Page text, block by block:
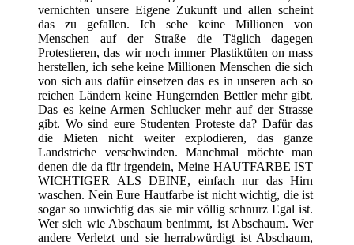
vernichten unsere Eigene Zukunft und allen scheint
das zu gefallen. Ich sehe keine Millionen von
Menschen auf der Straße die Täglich dagegen
Protestieren, das wir noch immer Plastiktüten on mass
herstellen, ich sehe keine Millionen Menschen die sich
von sich aus dafür einsetzen das es in unseren ach so
reichen Ländern keine Hungernden Bettler mehr gibt.
Das es keine Armen Schlucker mehr auf der Strasse
gibt. Wo sind eure Studenten Proteste da? Dafür das
die Mieten nicht weiter explodieren, das ganze
Landstriche verschwinden. Manchmal möchte man
denen die da für irgendein, Meine HAUTFARBE IST
WICHTIGER ALS DEINE, einfach nur das Hirn
waschen. Nein Eure Hautfarbe ist nicht wichtig, die ist
sogar so unwichtig das sie mir völlig schnurz Egal ist.
Wer sich wie Abschaum benimmt, ist Abschaum. Wer
andere Verletzt und sie herrabwürdigt ist Abschaum,